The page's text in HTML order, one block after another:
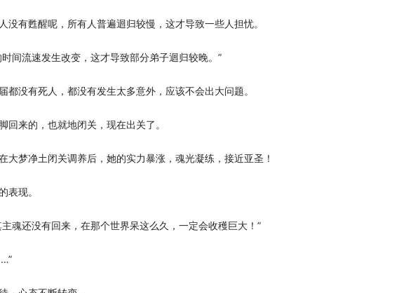
有甦醒呢，所有人普遍迴归较慢，这才导致一些人担忧。
间流速发生改变，这才导致部分弟子迴归较晚。”
没有死人，都没有发生太多意外，应该不会出大问题。
来的，也就地闭关，现在出关了。
大梦净土闭关调养后，她的实力暴涨，魂光凝练，接近亚圣！
表现。
魂还没有回来，在那个世界呆这么久，一定会收穫巨大！”